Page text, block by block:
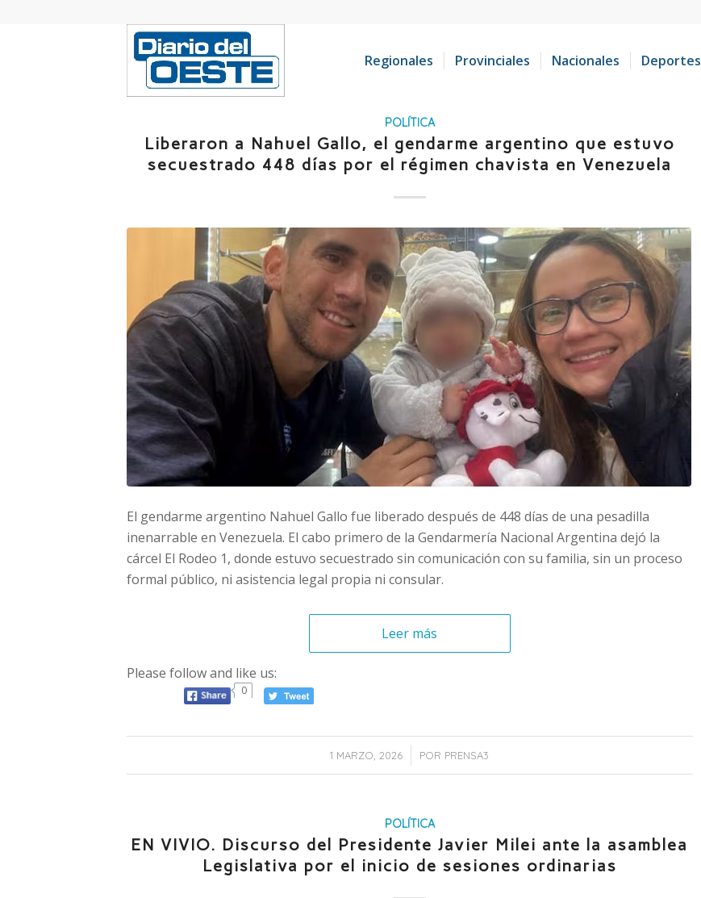
Regionales Provinciales Nacionales Deportes
POLÍTICA
Liberaron a Nahuel Gallo, el gendarme argentino que estuvo
secuestrado 448 días por el régimen chavista en Venezuela
El gendarme argentino Nahuel Gallo fue liberado después de 448 días de una pesadilla
inenarrable en Venezuela. El cabo primero de la Gendarmería Nacional Argentina dejó la
cárcel El Rodeo 1, donde estuvo secuestrado sin comunicación con su familia, sin un proceso
formal público, ni asistencia legal propia ni consular.
Leer más
Please follow and like us:
0
1 MARZO, 2026
/ POR PRENSA3
POLÍTICA
EN VIVIO. Discurso del Presidente Javier Milei ante la asamblea
Legislativa por el inicio de sesiones ordinarias